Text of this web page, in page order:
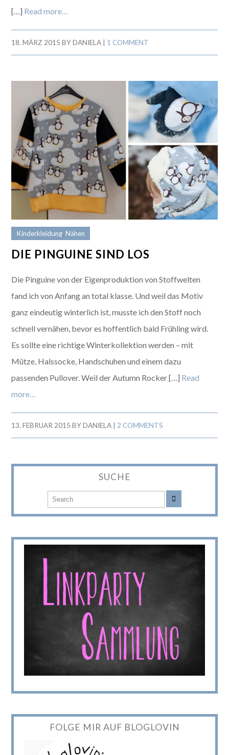
[…] Read more…
18. MÄRZ 2015 BYDANIELA 1 COMMENT
Kinderkleidung,Nähen
DIE PINGUINE SIND LOS
Die Pinguine von der Eigenproduktion von Stoffwelten
fand ich von Anfang an total klasse. Und weil das Motiv
ganz eindeutig winterlich ist, musste ich den Stoff noch
schnell vernähen, bevor es hoffentlich bald Frühling wird.
Es sollte eine richtige Winterkollektion werden – mit
Mütze, Halssocke, Handschuhen und einem dazu
passenden Pullover. Weil der Autumn Rocker […] Read
more…
13. FEBRUAR 2015 BYDANIELA 2 COMMENTS
SUCHE
FOLGE MIR AUF BLOGLOVIN